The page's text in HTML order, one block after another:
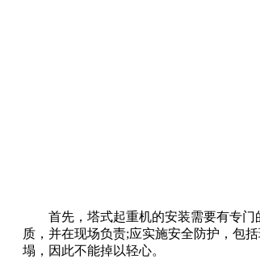
首先，塔式起重机的安装需要有专门
质，并在现场负责;应实施安全防护，包
塌，因此不能掉以轻心。